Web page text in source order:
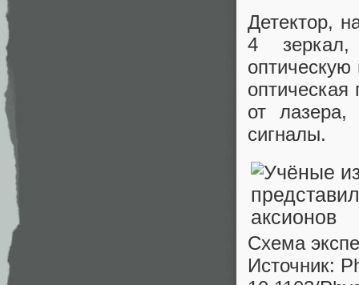
Детектор,
4 зеркал,
оптическую
оптическая
от лазера,
сигналы.
Схема
Источник: